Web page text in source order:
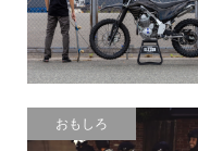
おもしろ